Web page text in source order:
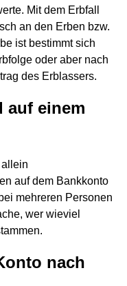
Mit dem Erbfall
an den Erben bzw.
ist bestimmt sich
oder aber nach
des Erblassers.
auf einem
auf dem Bankkonto
mehreren Personen
wer wieviel
nach